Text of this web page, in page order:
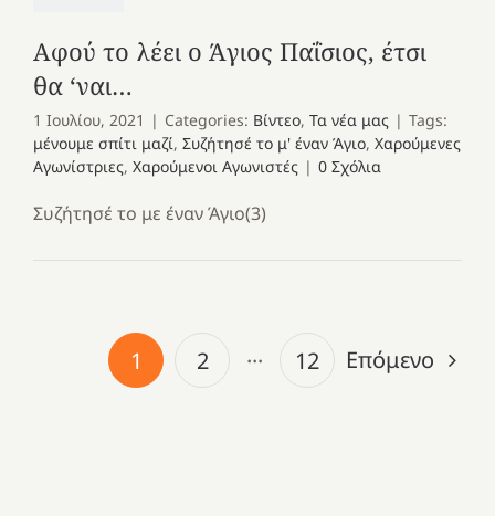
Αφού το λέει ο Άγιος Παΐσιος, έτσι
θα ‘ναι…
1 Ιουλίου, 2021 | Categories: Βίντεο, Τα νέα μας | Tags:
μένουμε σπίτι μαζί, Συζήτησέ το μ' έναν Άγιο, Χαρούμενες
Αγωνίστριες, Χαρούμενοι Αγωνιστές | 0 Σχόλια
Συζήτησέ το με έναν Άγιο(3)
1 2 ··· 12 Επόμενο